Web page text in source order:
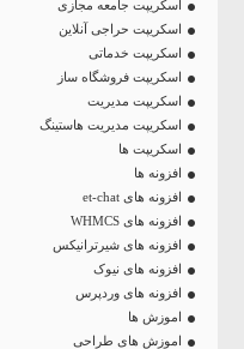
اسکریپت جامعه مجازی
اسکریپت حراجی آنلاین
اسکریپت خدماتی
اسکریپت فروشگاه ساز
اسکریپت مدیریت
اسکریپت مدیریت هاستینگ
اسکریپت ها
افزونه ها
افزونه های et-chat
افزونه های WHMCS
افزونه های شیرترانیکس
افزونه های نیوک
افزونه های وردپرس
اموزش ها
اموزش های طراحی